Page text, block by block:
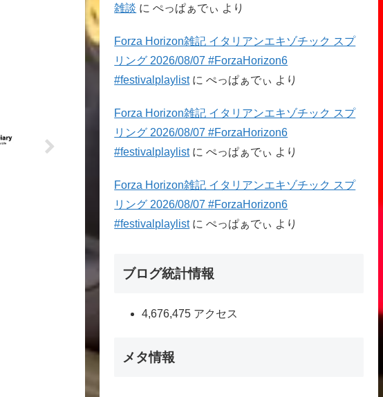
雑談 にぺっぱぁでぃ より
Forza Horizon雑記 イタリアンエキゾチック スプ
リング 2026/08/07 #ForzaHorizon6
#festivalplaylistにぺっぱぁでぃ より
Forza Horizon雑記 イタリアンエキゾチック スプ
リング 2026/08/07 #ForzaHorizon6
#festivalplaylistにぺっぱぁでぃ より
Forza Horizon雑記 イタリアンエキゾチック スプ
リング 2026/08/07 #ForzaHorizon6
#festivalplaylistにぺっぱぁでぃ より
ブログ統計情報
4,676,475 アクセス
メタ情報